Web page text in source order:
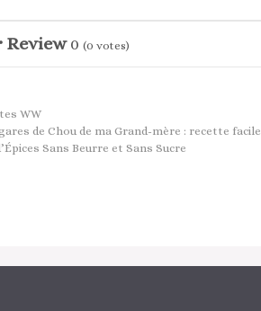
Review 0 (0 votes)
WW
de Chou de ma Grand-mère : recette facile
Sans Beurre et Sans Sucre